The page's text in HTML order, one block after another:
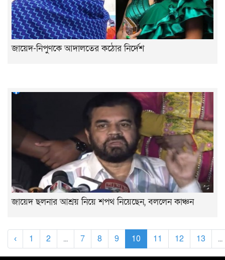
জায়েদ-নিপুণকে আদালতের কঠোর নির্দেশ
জায়েদ ছলনার আশ্রয় নিয়ে শপথ নিয়েছেন, বললেন কাঞ্চন
‹ 1 2 ... 7 8 9 10 11 12 13 ...